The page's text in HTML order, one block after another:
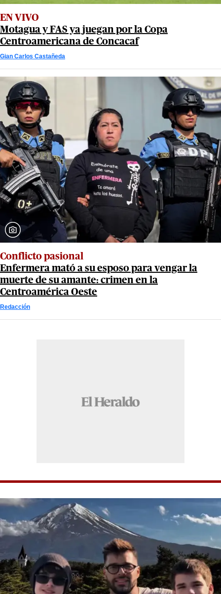
EN VIVO
Motagua y FAS ya juegan por la Copa
Centroamericana de Concacaf
Gian Carlos Castañeda
Conflicto pasional
Enfermera mató a su esposo para vengar la
muerte de su amante: crimen en la
Centroamérica Oeste
Redacción